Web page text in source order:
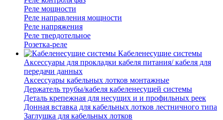
Реле мощности
Реле направления мощности
Реле напряжения
Реле твердотельное
Розетка-реле
Кабеленесущие системы
Аксессуары для прокладки кабеля питания/ кабеля для
передачи данных
Аксессуары кабельных лотков монтажные
Держатель трубы/кабеля кабеленесущей системы
Деталь крепежная для несущих и и профильных реек
Донная вставка для кабельных лотков лестничного типа
Заглушка для кабельных лотков